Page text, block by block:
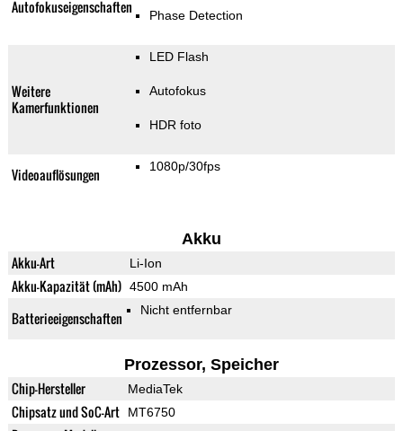
Autofokuseigenschaften Phase Detection
Weitere
Kamerfunktionen
LED Flash
Autofokus
HDR foto
Videoauflösungen 1080p/30fps
Akku
Akku-Art Li-Ion
Akku-Kapazität (mAh) 4500 mAh
Batterieeigenschaften Nicht entfernbar
Prozessor, Speicher
Chip-Hersteller MediaTek
Chipsatz und SoC-Art MT6750